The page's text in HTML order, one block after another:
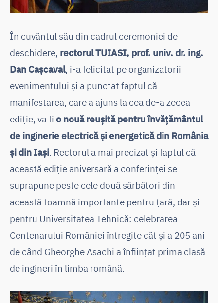
În cuvântul său din cadrul ceremoniei de
deschidere, rectorul TUIASI, prof. univ. dr. ing.
Dan Cașcaval, i-a felicitat pe organizatorii
evenimentului și a punctat faptul că
manifestarea, care a ajuns la cea de-a zecea
ediție, va fi o nouă reușită pentru învățământul
de inginerie electrică și energetică din România
și din Iași. Rectorul a mai precizat și faptul că
această ediție aniversară a conferinței se
suprapune peste cele două sărbători din
această toamnă importante pentru țară, dar și
pentru Universitatea Tehnică: celebrarea
Centenarului României întregite cât și a 205 ani
de când Gheorghe Asachi a înființat prima clasă
de ingineri în limba română.